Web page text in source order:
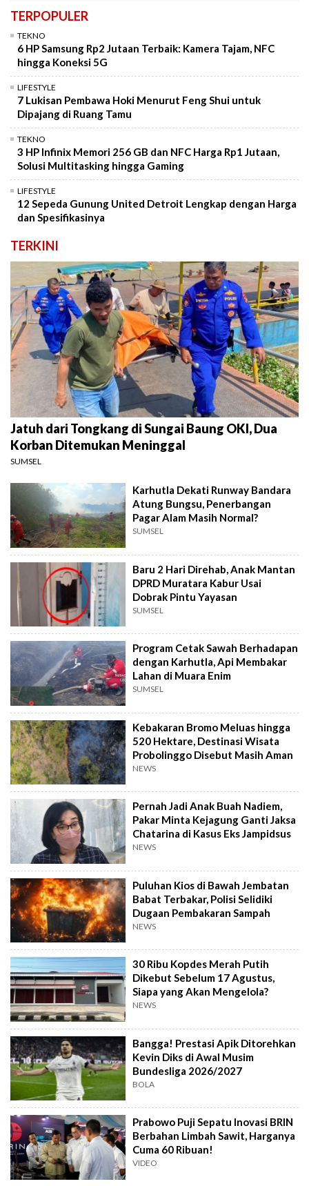
TERPOPULER
TEKNO
6 HP Samsung Rp2 Jutaan Terbaik: Kamera Tajam, NFC
hingga Koneksi 5G
LIFESTYLE
7 Lukisan Pembawa Hoki Menurut Feng Shui untuk
Dipajang di Ruang Tamu
TEKNO
3 HP Infinix Memori 256 GB dan NFC Harga Rp1 Jutaan,
Solusi Multitasking hingga Gaming
LIFESTYLE
12 Sepeda Gunung United Detroit Lengkap dengan Harga
dan Spesifikasinya
TERKINI
Jatuh dari Tongkang di Sungai Baung OKI, Dua
Korban Ditemukan Meninggal
SUMSEL
Karhutla Dekati Runway Bandara
Atung Bungsu, Penerbangan
Pagar Alam Masih Normal?
SUMSEL
Baru 2 Hari Direhab, Anak Mantan
DPRD Muratara Kabur Usai
Dobrak Pintu Yayasan
SUMSEL
Program Cetak Sawah Berhadapan
dengan Karhutla, Api Membakar
Lahan di Muara Enim
SUMSEL
Kebakaran Bromo Meluas hingga
520 Hektare, Destinasi Wisata
Probolinggo Disebut Masih Aman
NEWS
Pernah Jadi Anak Buah Nadiem,
Pakar Minta Kejagung Ganti Jaksa
Chatarina di Kasus Eks Jampidsus
NEWS
Puluhan Kios di Bawah Jembatan
Babat Terbakar, Polisi Selidiki
Dugaan Pembakaran Sampah
NEWS
30 Ribu Kopdes Merah Putih
Dikebut Sebelum 17 Agustus,
Siapa yang Akan Mengelola?
NEWS
Bangga! Prestasi Apik Ditorehkan
Kevin Diks di Awal Musim
Bundesliga 2026/2027
BOLA
Prabowo Puji Sepatu Inovasi BRIN
Berbahan Limbah Sawit, Harganya
Cuma 60 Ribuan!
VIDEO